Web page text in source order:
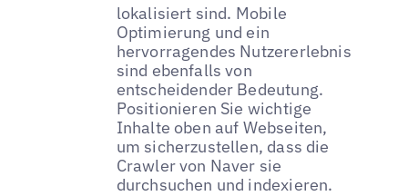
lokalisiert sind. Mobile
Optimierung und ein
hervorragendes Nutzererlebnis
sind ebenfalls von
entscheidender Bedeutung.
Positionieren Sie wichtige
Inhalte oben auf Webseiten,
um sicherzustellen, dass die
Crawler von Naver sie
durchsuchen und indexieren.